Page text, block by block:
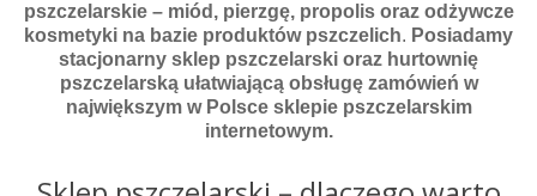
pszczelarskie – miód, pierzgę, propolis oraz odżywcze
kosmetyki na bazie produktów pszczelich. Posiadamy
stacjonarny sklep pszczelarski oraz hurtownię
pszczelarską ułatwiającą obsługę zamówień w
największym w Polsce sklepie pszczelarskim
internetowym.